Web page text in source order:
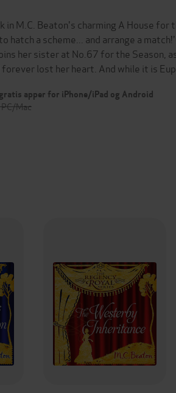
in M.C. Beaton's charming A House
hatch a scheme... and arrange a
her sister at No.67 for the Season,
lost her heart. And while it is
apper for iPhone/iPad og Android
Mac